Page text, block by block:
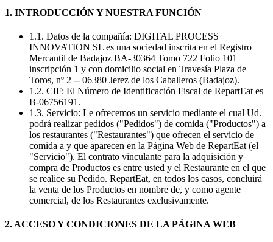
1. INTRODUCCIÓN Y NUESTRA FUNCIÓN
1.1. Datos de la compañía: DIGITAL PROCESS
INNOVATION SL es una sociedad inscrita en el Registro
Mercantil de Badajoz BA-30364 Tomo 722 Folio 101
inscripción 1 y con domicilio social en Travesía Plaza de
Toros, nº 2 -- 06380 Jerez de los Caballeros (Badajoz).
1.2. CIF: El Número de Identificación Fiscal de RepartEat es
B-06756191.
1.3. Servicio: Le ofrecemos un servicio mediante el cual Ud.
podrá realizar pedidos ("Pedidos") de comida ("Productos") a
los restaurantes ("Restaurantes") que ofrecen el servicio de
comida a y que aparecen en la Página Web de RepartEat (el
"Servicio"). El contrato vinculante para la adquisición y
compra de Productos es entre usted y el Restaurante en el que
se realice su Pedido. RepartEat, en todos los casos, concluirá
la venta de los Productos en nombre de, y como agente
comercial, de los Restaurantes exclusivamente.
2. ACCESO Y CONDICIONES DE LA PÁGINA WEB